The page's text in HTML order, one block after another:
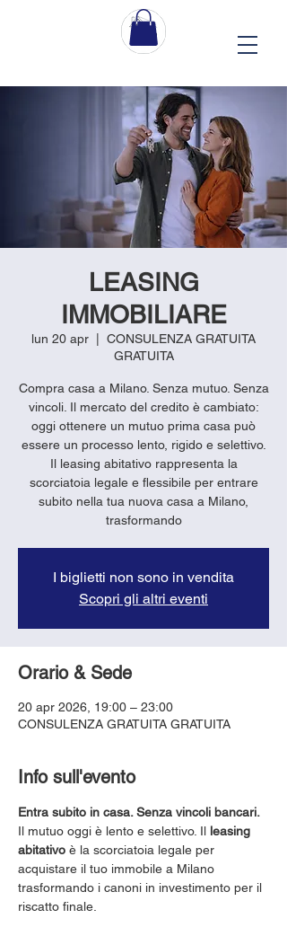
LEASING
IMMOBILIARE
lun 20 apr
CONSULENZA GRATUITA
GRATUITA
Compra casa a Milano. Senza mutuo. Senza
vincoli. Il mercato del credito è cambiato:
oggi ottenere un mutuo prima casa può
essere un processo lento, rigido e selettivo.
Il leasing abitativo rappresenta la
scorciatoia legale e flessibile per entrare
subito nella tua nuova casa a Milano,
trasformando
I biglietti non sono in vendita
Scopri gli altri eventi
Orario & Sede
20 apr 2026, 19:00 – 23:00
CONSULENZA GRATUITA GRATUITA
Info sull'evento
Entra subito in casa. Senza vincoli bancari.
Il mutuo oggi è lento e selettivo. Il leasing
abitativo è la scorciatoia legale per
acquistare il tuo immobile a Milano
trasformando i canoni in investimento per il
riscatto finale.